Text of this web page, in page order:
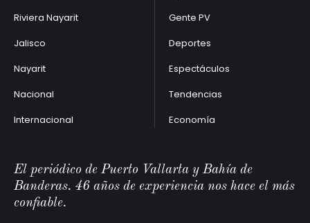
Riviera Nayarit
Jalisco
Nayarit
Nacional
Internacional
Gente PV
Deportes
Espectáculos
Tendencias
Economía
El periódico de Puerto Vallarta y Bahía de
Banderas. 46 años de experiencia nos hace el más
confiable.